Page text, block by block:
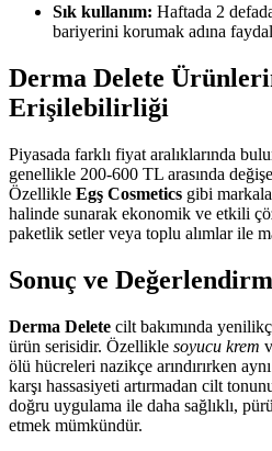
Sık kullanım: Haftada 2
bariyerini korumak adına
Derma Delete
Erişilebilirliği
Piyasada farklı fiyat aralıklarında
genellikle 200-600 TL arasında
Özellikle Egş Cosmetics gibi
halinde sunarak ekonomik ve etkili
paketlik setler veya toplu alımlar ile
Sonuç ve
Derma Delete cilt bakımında
ürün serisidir. Özellikle soyucu krem
ölü hücreleri nazikçe arındırırken
karşı hassasiyeti artırmadan cilt
doğru uygulama ile daha sağlıklı,
etmek mümkündür.